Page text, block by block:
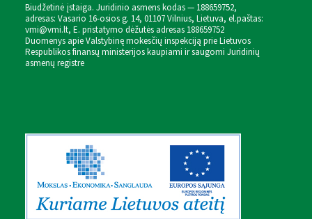
Biudžetinė įstaiga. Juridinio asmens kodas — 188659752,
adresas: Vasario 16-osios g. 14, 01107 Vilnius, Lietuva, el.paštas:
vmi@vmi.lt, E. pristatymo dėžutės adresas 188659752
Duomenys apie Valstybinę mokesčių inspekciją prie Lietuvos
Respublikos finansų ministerijos kaupiami ir saugomi Juridinių
asmenų registre